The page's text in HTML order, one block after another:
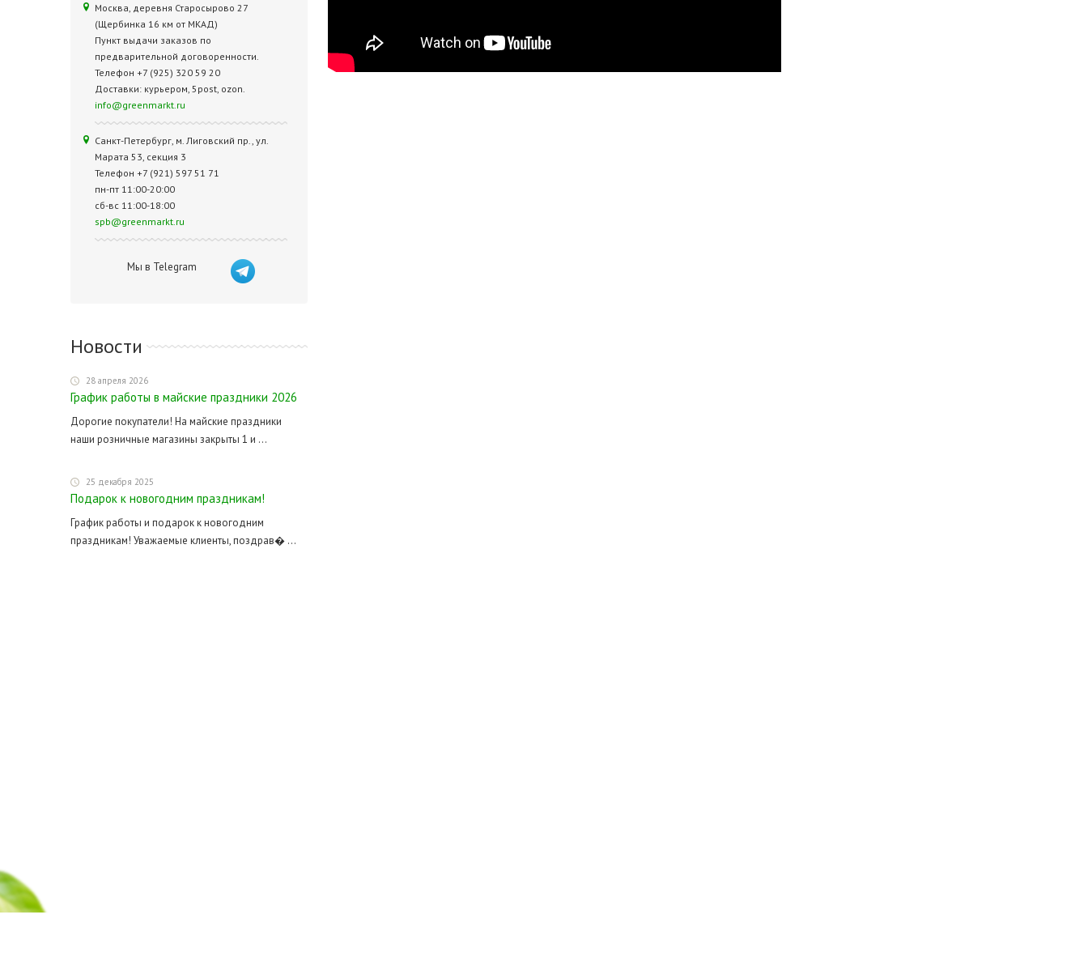
Москва, деревня Старосырово 27
(Щербинка 16 км от МКАД)
Пункт выдачи заказов по
предварительной договоренности.
Телефон +7 (925) 320 59 20
Доставки: курьером, 5post, ozon.
info@greenmarkt.ru
Санкт-Петербург, м. Лиговский пр., ул.
Марата 53, секция 3
Телефон +7 (921) 597 51 71
пн-пт 11:00-20:00
сб-вс 11:00-18:00
spb@greenmarkt.ru
Мы в Telegram
Новости
28 апреля 2026
График работы в майские праздники 2026
Дорогие покупатели! На майские праздники
наши розничные магазины закрыты 1 и ...
25 декабря 2025
Подарок к новогодним праздникам!
График работы и подарок к новогодним
праздникам! Уважаемые клиенты, поздрав� ...